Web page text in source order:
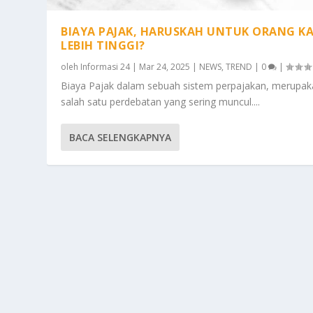
BIAYA PAJAK, HARUSKAH UNTUK ORANG
LEBIH TINGGI?
oleh Informasi 24| Mar 24, 2025 | NEWS,TREND | 0 |
Biaya Pajak dalam sebuah sistem perpajakan,
salah satu perdebatan yang sering muncul....
BACA SELENGKAPNYA